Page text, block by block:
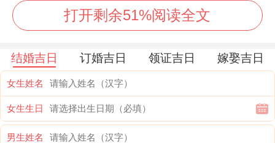
么是黄道日是值神或执位是吉 - 都表示是行
上面祥安阁整理出1月27日的当日宜忌~可以
看出这一日是适合结婚的。
三、相冲害的属相不适合1月27日结婚
打开剩余51%阅读全文
结婚吉日 订婚吉日 领证吉日 嫁娶吉日
女生姓名
女生生日
男生姓名